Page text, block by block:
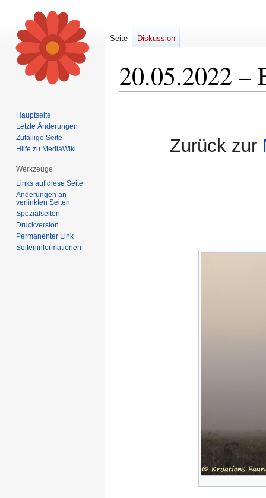
20.05.2022 –
Zurück zur
Seite Diskussion
Hauptseite
Letzte Änderungen
Zufällige Seite
Hilfe zu MediaWiki
Werkzeuge
Links auf diese Seite
Änderungen an
verlinkten Seiten
Spezialseiten
Druckversion
Permanenter Link
Seiten­informationen